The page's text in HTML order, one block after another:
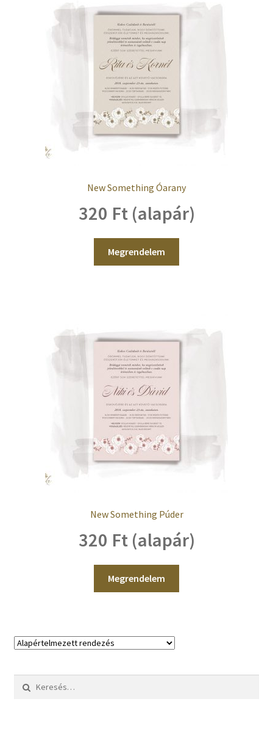
New Something Óarany
320 Ft (alapár)
Megrendelem
New Something Púder
320 Ft (alapár)
Megrendelem
Keresés: